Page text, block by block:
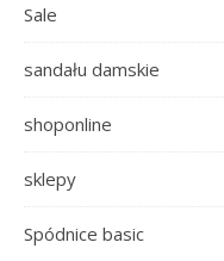
Sale
sandału damskie
shoponline
sklepy
Spódnice basic